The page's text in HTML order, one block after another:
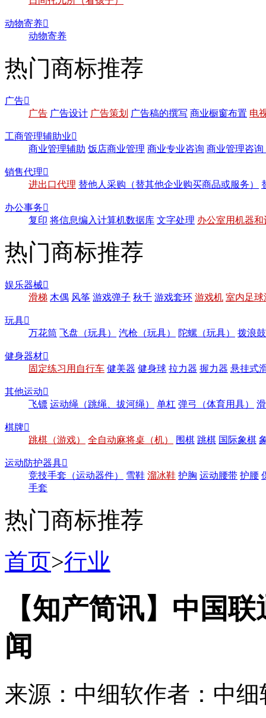
动物寄养
动物寄养
热门商标推荐
广告
广告 广告设计 广告策划 广告稿的撰写 商业橱窗布置 电
工商管理辅助业
商业管理辅助 饭店商业管理 商业专业咨询 商业管理咨询
销售代理
进出口代理 替他人采购（替其他企业购买商品或服务）
办公事务
复印 将信息编入计算机数据库 文字处理 办公室用机器
热门商标推荐
娱乐器械
滑梯 木偶 风筝 游戏弹子 秋千 游戏套环 游戏机 室内足球
玩具
万花筒 飞盘（玩具） 汽枪（玩具） 陀螺（玩具） 拨浪
健身器材
固定练习用自行车 健美器 健身球 拉力器 握力器 悬挂式
其他运动
飞镖 运动绳（跳绳、拔河绳） 单杠 弹弓（体育用具）
棋牌
跳棋（游戏）
全自动麻将桌（机） 围棋 跳棋 国际象棋
运动防护器具
竞技手套（运动器件）
雪鞋 溜冰鞋 护胸 运动腰带 护腰
手套
热门商标推荐
首页>行业
【知产简讯】中国
闻
来源：中细软作者：中细